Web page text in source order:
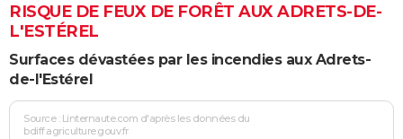
RISQUE DE FEUX DE FORÊT AUX ADRETS-DE-
L'ESTÉREL
Surfaces dévastées par les incendies aux Adrets-
de-l'Estérel
Source : Linternaute.com d'après les données du
bdiff.agriculture.gouv.fr